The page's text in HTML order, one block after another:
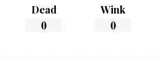
Dead
0
Wink
0